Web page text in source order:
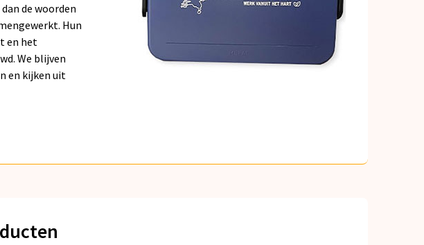
de woorden
Hun
en het
We blijven
en kijken uit